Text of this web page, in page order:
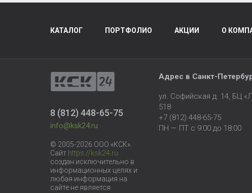
КАТАЛОГ ПОРТФОЛИО АКЦИИ О
8 (812) 448-65-75
info@ksk24.ru
© 2005-2026 ООО «КСК».
Сайт https://ksk24.ru
создан исключительно в
информационных целях и
любая информация на
сайте не является
Адрес в Санкт-
ул. Софийская д. 14, БЦ
518
+7 (812) 448-65-75
ПН — ПТ с 9:00 до 18:00